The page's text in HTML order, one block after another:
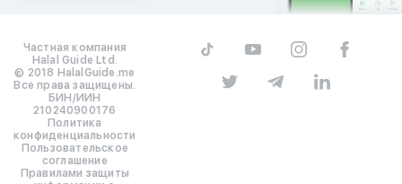
Частная компания
Halal Guide Ltd.
© 2018 HalalGuide.me
Все права защищены.
БИН/ИИН
210240900176
Политика
конфиденциальности
Пользовательское
соглашение
Правилами защиты